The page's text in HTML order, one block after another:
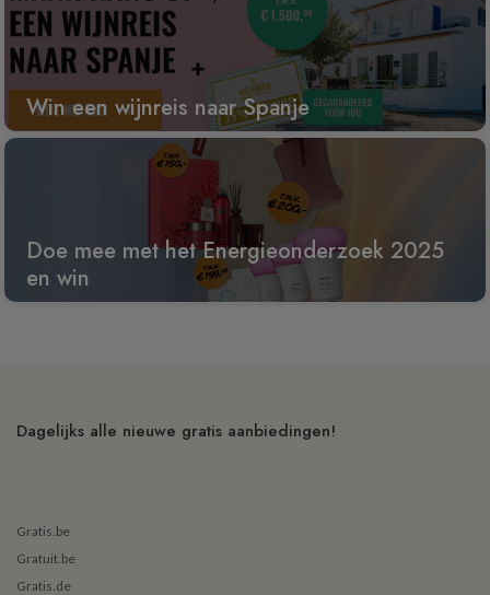
Win een wijnreis naar Spanje
Doe mee met het Energieonderzoek 2025
en win
Dagelijks alle nieuwe gratis aanbiedingen!
Gratis.be
Gratuit.be
Gratis.de